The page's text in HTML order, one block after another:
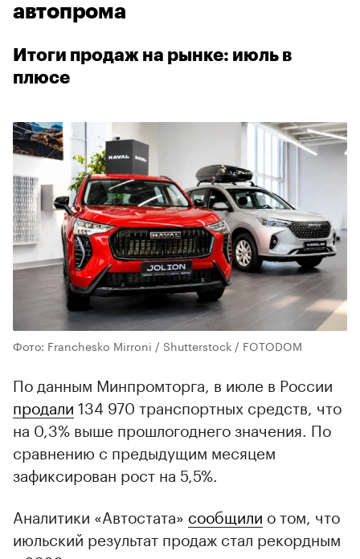
автопрома
Итоги продаж на рынке: июль в
плюсе
Фото: Franchesko Mirroni / Shutterstock / FOTODOM
По данным Минпромторга, в июле в России
продали 134 970 транспортных средств, что
на 0,3% выше прошлогоднего значения. По
сравнению с предыдущим месяцем
зафиксирован рост на 5,5%.
Аналитики «Автостата» сообщили о том, что
июльский результат продаж стал рекордным